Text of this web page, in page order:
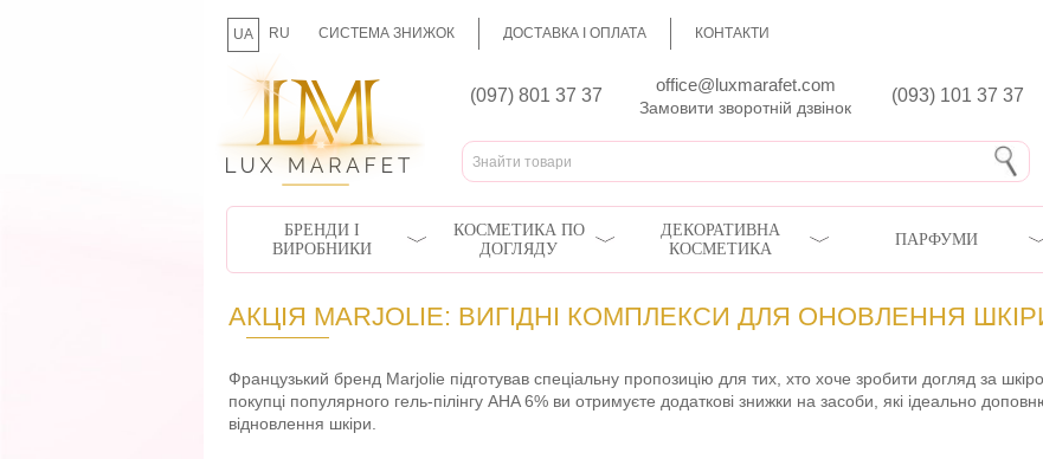
UA RU СИСТЕМА ЗНИЖОК ДОСТАВКА І ОПЛАТА КОНТАКТИ
(097) 801 37 37
office@luxmarafet.com
(093) 101 37 37
Замовити зворотній дзвінок
БРЕНДИ І
ВИРОБНИКИ
КОСМЕТИКА ПО
ДОГЛЯДУ
ДЕКОРАТИВНА
КОСМЕТИКА
ПАРФУМИ
АКЦІЯ MARJOLIE: ВИГІДНІ КОМПЛЕКСИ ДЛЯ ОНОВЛЕННЯ
Французький бренд Marjolie підготував спеціальну пропозицію для тих, хто хоче зробити догляд за
покупці популярного гель-пілінгу AHA 6% ви отримуєте додаткові знижки на засоби, які ідеально
відновлення шкіри.